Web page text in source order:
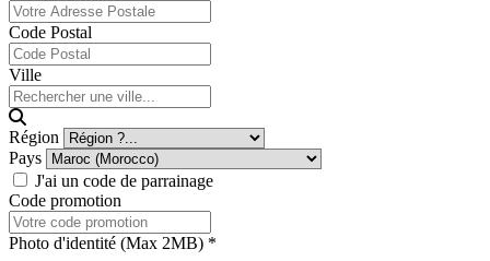
Code Postal
Ville
Région
Pays
J'ai un code de parrainage
Code promotion
Photo d'identité (Max 2MB) *